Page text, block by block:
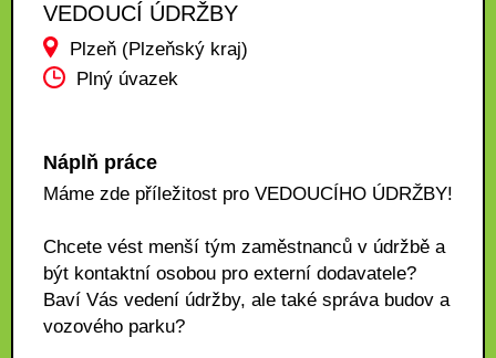
VEDOUCÍ ÚDRŽBY
Plzeň (Plzeňský kraj)
Plný úvazek
Náplň práce
Máme zde příležitost pro VEDOUCÍHO ÚDRŽBY!
Chcete vést menší tým zaměstnanců v údržbě a
být kontaktní osobou pro externí dodavatele?
Baví Vás vedení údržby, ale také správa budov a
vozového parku?